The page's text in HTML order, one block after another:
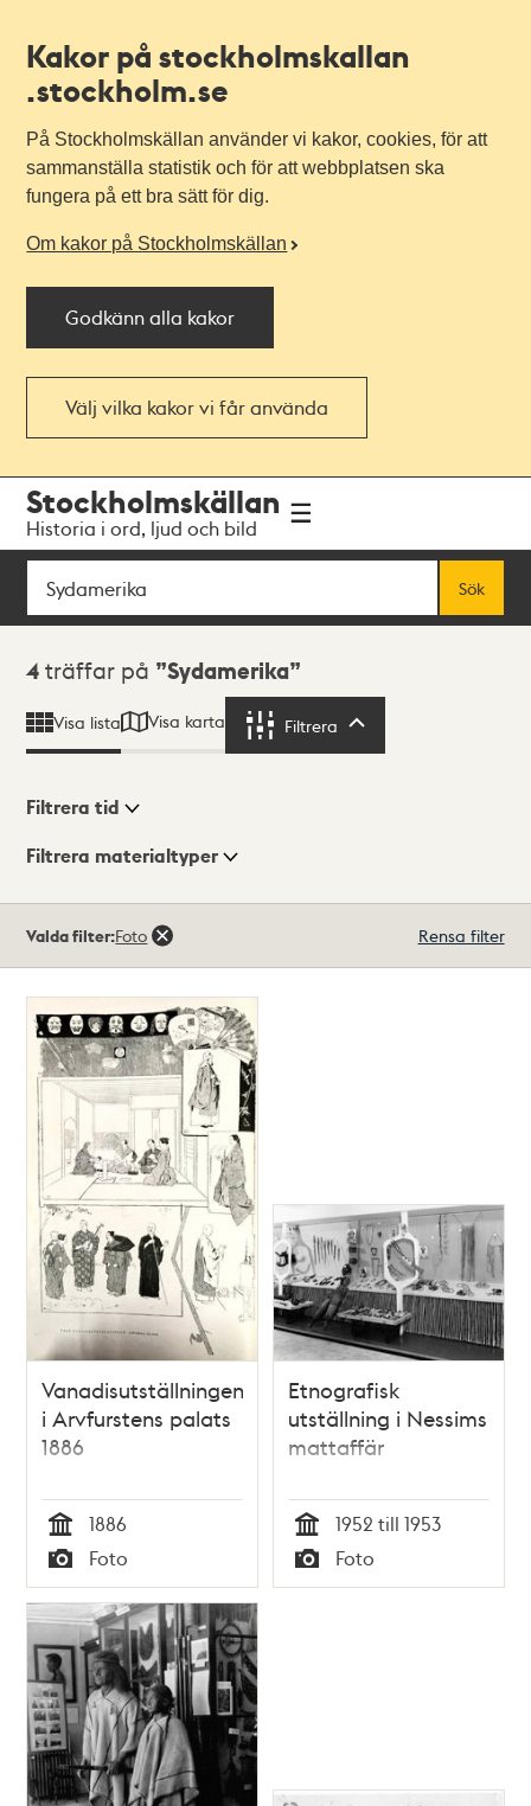
Kakor på stockholmskallan
.stockholm.se
På Stockholmskällan använder vi kakor, cookies, för att
sammanställa statistik och för att webbplatsen ska
fungera på ett bra sätt för dig.
Om kakor på Stockholmskällan
Godkänn alla kakor
Välj vilka kakor vi får använda
navigationen
huvudinnehållet
Stockholmskällan
Historia i ord, ljud och bild
Sök
Sök
Sökresultat
4 träffar på Sydamerika
Visa lista Visa karta Filtrera
Visningsläge
Filtrera tid
Filtrera materialtyper
träffar
Valda filter:Foto Rensa filter
Vanadisutställningen
i Arvfurstens palats
1886
Tid
1886
Typ
Foto
Etnografisk
utställning i Nessims
mattaffär
Tid
1952 till 1953
Typ
Foto